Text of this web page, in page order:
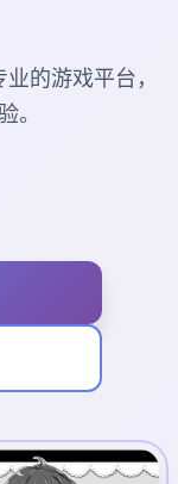
的游戏平台，
。